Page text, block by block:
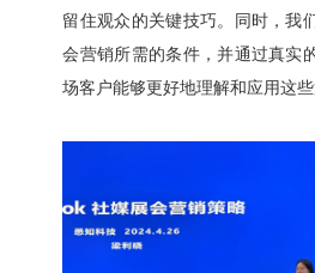
留住观众的关键技巧。同时，我
会营销所需的条件，并通过真实
场客户能够更好地理解和应用这些